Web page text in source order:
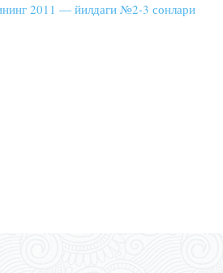
2011 — йилдаги №2-3 сонлари